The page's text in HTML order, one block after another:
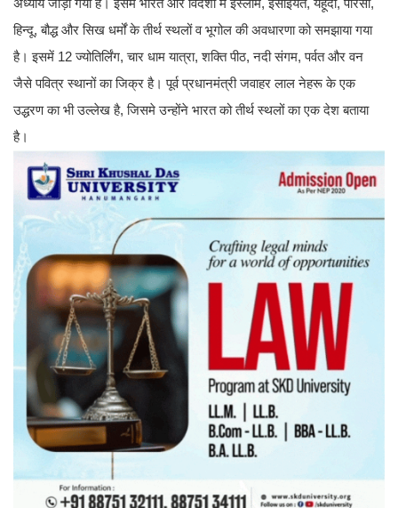
हिन्दू, बौद्ध और सिख धर्मों के तीर्थ स्थलों व भूगोल की अवधारणा को समझाया गया
है। इसमें 12 ज्योतिर्लिंग, चार धाम यात्रा, शक्ति पीठ, नदी संगम, पर्वत और वन
जैसे पवित्र स्थानों का जिक्र है। पूर्व प्रधानमंत्री जवाहर लाल नेहरू के एक
उद्धरण का भी उल्लेख है, जिसमे उन्होंने भारत को तीर्थ स्थलों का एक देश बताया
है।